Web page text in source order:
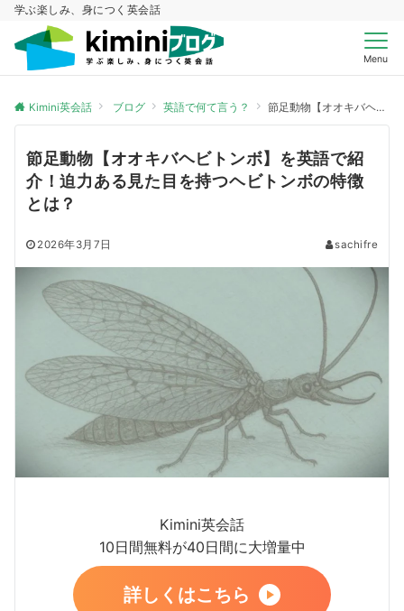
学ぶ楽しみ、身につく英会話
Menu
Kimini英会話 ブログ 英語で何て言う？ 節足動物【オオキバヘビトンボ】を英語で紹介！迫力ある見た目を持つヘビトンボの特徴とは？
節足動物【オオキバヘビトンボ】を英語で紹
介！迫力ある見た目を持つヘビトンボの特徴
とは？
2026年3月7日 sachifre
Kimini英会話
10日間無料が40日間に大増量中
詳しくはこちら